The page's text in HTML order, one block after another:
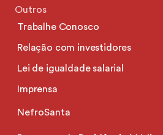
Outros
Trabalhe Conosco
Relação com investidores
Lei de igualdade salarial
Imprensa
NefroSanta